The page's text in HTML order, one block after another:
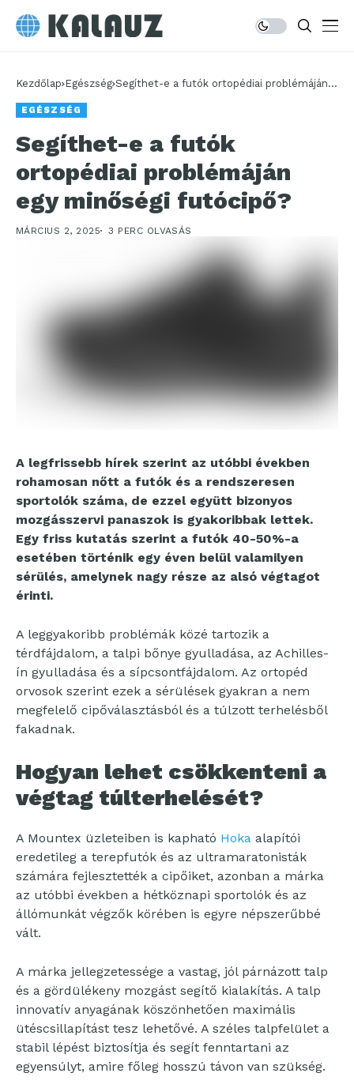
Kezdőlap Egészség Segíthet-e a futók ortopédiai problémáján
EGÉSZSÉG
Segíthet-e a futók
ortopédiai problémáján
egy minőségi futócipő?
MÁRCIUS 2, 2025 3 PERC OLVASÁS
A legfrissebb hírek szerint az utóbbi években
rohamosan nőtt a futók és a rendszeresen
sportolók száma, de ezzel együtt bizonyos
mozgásszervi panaszok is gyakoribbak lettek.
Egy friss kutatás szerint a futók 40-50%-a
esetében történik egy éven belül valamilyen
sérülés, amelynek nagy része az alsó végtagot
érinti.
A leggyakoribb problémák közé tartozik a
térdfájdalom, a talpi bőnye gyulladása, az Achilles-
ín gyulladása és a sípcsontfájdalom. Az ortopéd
orvosok szerint ezek a sérülések gyakran a nem
megfelelő cipőválasztásból és a túlzott terhelésből
fakadnak.
Hogyan lehet csökkenteni a
végtag túlterhelését?
A Mountex üzleteiben is kapható Hoka alapítói
eredetileg a terepfutók és az ultramaratonisták
számára fejlesztették a cipőiket, azonban a márka
az utóbbi években a hétköznapi sportolók és az
állómunkát végzők körében is egyre népszerűbbé
vált.
A márka jellegzetessége a vastag, jól párnázott talp
és a gördülékeny mozgást segítő kialakítás. A talp
innovatív anyagának köszönhetően maximális
ütéscsillapítást tesz lehetővé. A széles talpfelület a
stabil lépést biztosítja és segít fenntartani az
egyensúlyt, amire főleg hosszú távon van szükség.